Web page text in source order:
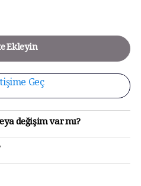
Ekleyin
Geç
değişim var mı?